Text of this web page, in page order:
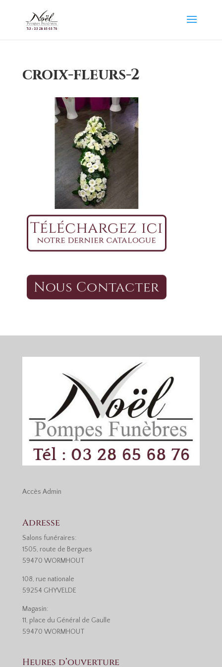
croix-fleurs-2
Accès Admin
Adresse
Salons funéraires:
1505, route de Bergues
59470 WORMHOUT
108, rue nationale
59254 GHYVELDE
Magasin:
11, place du Général de Gaulle
59470 WORMHOUT
Heures d’ouverture